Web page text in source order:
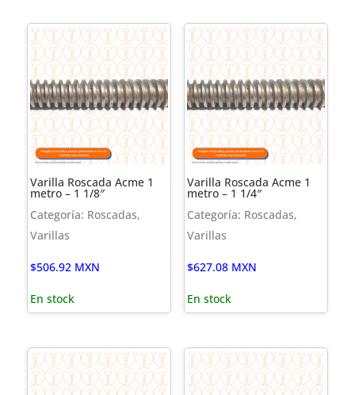
Varilla Roscada Acme 1
metro – 1 1/8″
Categoría: Roscadas,
Varillas
$506.92 MXN
En stock
Varilla Roscada Acme 1
metro – 1 1/4″
Categoría: Roscadas,
Varillas
$627.08 MXN
En stock